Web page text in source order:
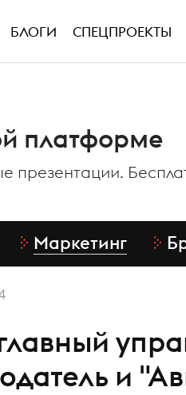
БЛОГИ СПЕЦПРОЕКТЫ
платформе
презентации.
Маркетинг
и